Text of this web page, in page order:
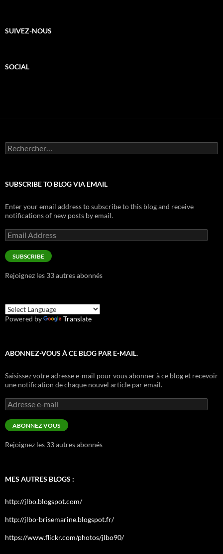
SUIVEZ-NOUS
SOCIAL
Rechercher :
SUBSCRIBE TO BLOG VIA EMAIL
Enter your email address to subscribe to this blog and receive
notifications of new posts by email.
Email
Address
SUBSCRIBE
Rejoignez les 33 autres abonnés
Powered by Translate
ABONNEZ-VOUS À CE BLOG PAR E-MAIL.
Saisissez votre adresse e-mail pour vous abonner à ce blog et recevoir
une notification de chaque nouvel article par email.
Adresse
e-
mail
ABONNEZ-VOUS
Rejoignez les 33 autres abonnés
MES AUTRES BLOGS :
http://jlbo.blogspot.com/
http://jlbo-brisemarine.blogspot.fr/
https://www.flickr.com/photos/jlbo90/